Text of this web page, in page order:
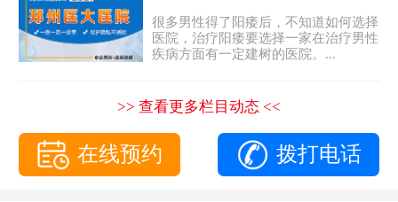
很多男性得了阳痿后，不知道如何选择
医院，治疗阳痿要选择一家在治疗男性
疾病方面有一定建树的医院。...
>> 查看更多栏目动态 <<
在线预约 拨打电话